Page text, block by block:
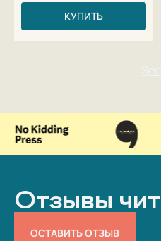
КУПИТЬ
Отзывы
ОСТАВИТЬ ОТЗЫВ